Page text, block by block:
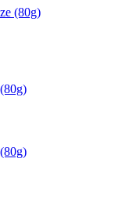
(80g)